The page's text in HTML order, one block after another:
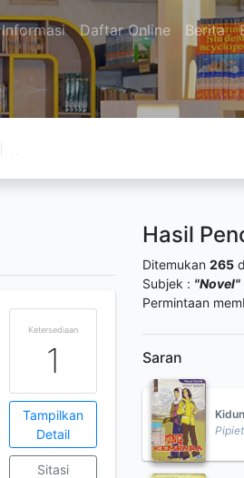
Informasi Daftar Online Berita
Ketersediaan
1
Tampilkan
Detail
Sitasi
Hasil
Ditemukan 265
Subjek : "Novel"
Permintaan
Saran